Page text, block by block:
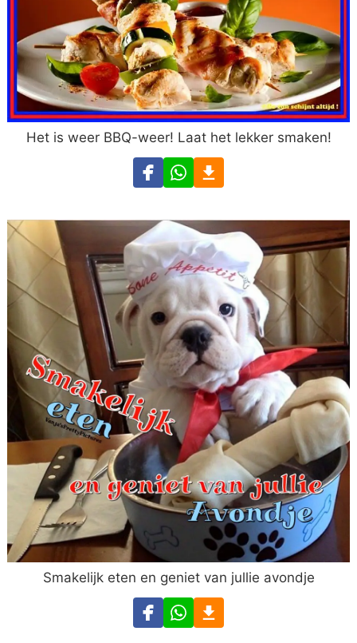
Het is weer BBQ-weer! Laat het lekker smaken!
Smakelijk eten en geniet van jullie avondje